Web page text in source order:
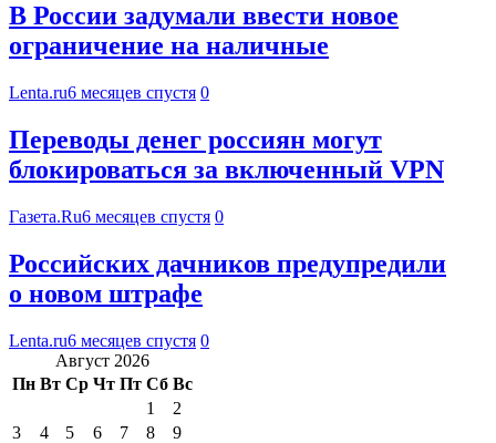
В России задумали ввести новое
ограничение на наличные
Lenta.ru6 месяцев спустя 0
Переводы денег россиян могут
блокироваться за включенный VPN
Газета.Ru6 месяцев спустя 0
Российских дачников предупредили
о новом штрафе
Lenta.ru6 месяцев спустя 0
Август 2026
Пн Вт Ср Чт Пт Сб Вс
1
2
3
4 5 6 7 8
9